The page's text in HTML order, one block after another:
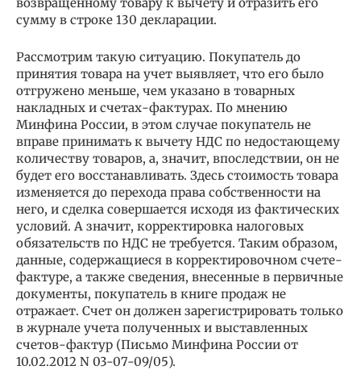
сумму в строке 130 декларации.
Рассмотрим такую ситуацию. Покупатель до
принятия товара на учет выявляет, что его было
отгружено меньше, чем указано в товарных
накладных и счетах-фактурах. По мнению
Минфина России, в этом случае покупатель не
вправе принимать к вычету НДС по недостающему
количеству товаров, а, значит, впоследствии, он не
будет его восстанавливать. Здесь стоимость товара
изменяется до перехода права собственности на
него, и сделка совершается исходя из фактических
условий. А значит, корректировка налоговых
обязательств по НДС не требуется. Таким образом,
данные, содержащиеся в корректировочном счете-
фактуре, а также сведения, внесенные в первичные
документы, покупатель в книге продаж не
отражает. Счет он должен зарегистрировать только
в журнале учета полученных и выставленных
счетов-фактур (Письмо Минфина России от
10.02.2012 N 03-07-09/05).